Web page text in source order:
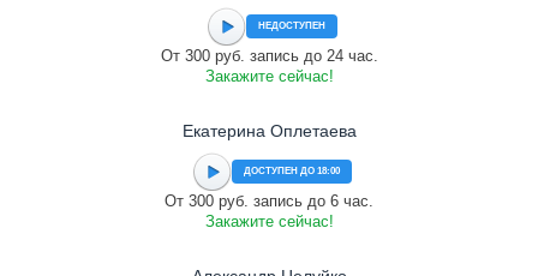
НЕДОСТУПЕН
От 300 руб. запись до 24 час.
Закажите сейчас!
Екатерина Оплетаева
ДОСТУПЕН ДО 18:00
От 300 руб. запись до 6 час.
Закажите сейчас!